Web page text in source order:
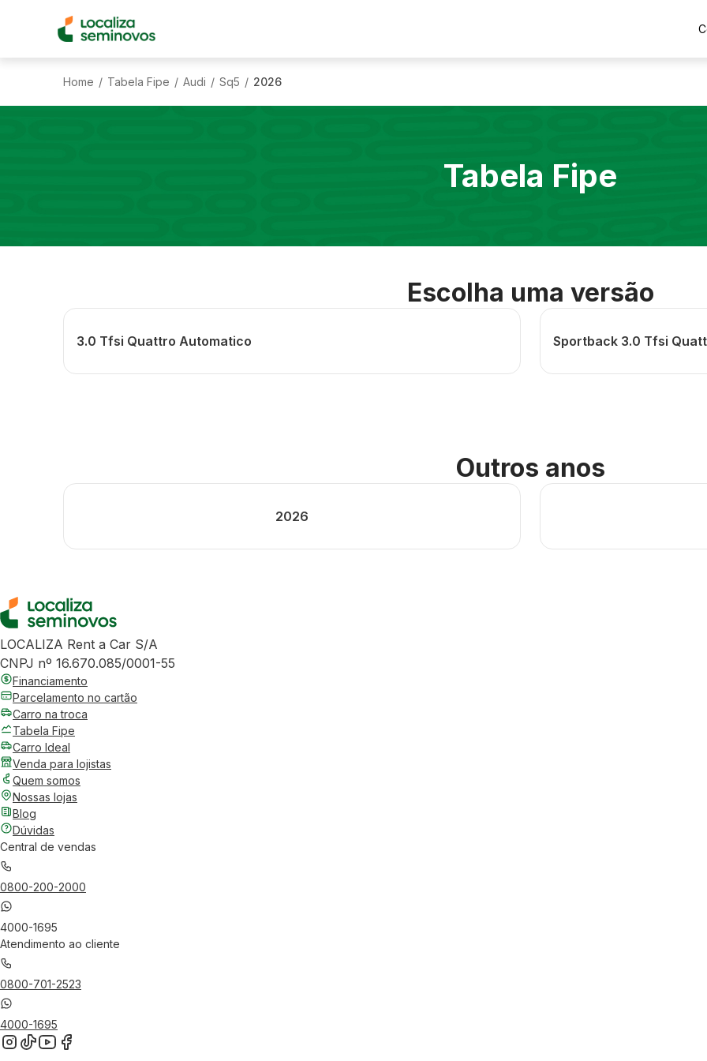
Home / Tabela Fipe / Audi / Sq5 / 2026
Tabela Fipe
Escolha uma versão
3.0 Tfsi Quattro Automatico Sportback 3.0 Tfsi
Outros anos
2026
LOCALIZA Rent a Car S/A
CNPJ nº 16.670.085/0001-55
Financiamento
Parcelamento no cartão
Carro na troca
Tabela Fipe
Carro Ideal
Venda para lojistas
Quem somos
Nossas lojas
Blog
Dúvidas
Central de vendas
0800-200-2000
4000-1695
Atendimento ao cliente
0800-701-2523
4000-1695